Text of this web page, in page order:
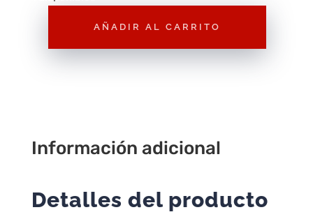
cantidad
AÑADIR AL CARRITO
Información adicional
Detalles del producto